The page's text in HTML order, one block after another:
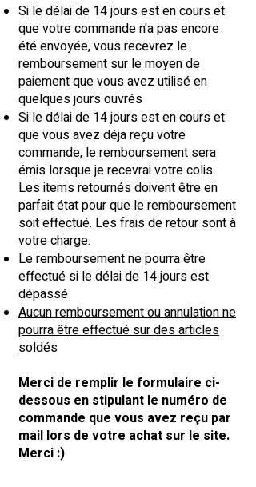
Si le délai de 14 jours est en cours et
que votre commande n'a pas encore
été envoyée, vous recevrez le
remboursement sur le moyen de
paiement que vous avez utilisé en
quelques jours ouvrés
Si le délai de 14 jours est en cours et
que vous avez déja reçu votre
commande, le remboursement sera
émis lorsque je recevrai votre colis.
Les items retournés doivent être en
parfait état pour que le remboursement
soit effectué. Les frais de retour sont à
votre charge.
Le remboursement ne pourra être
effectué si le délai de 14 jours est
dépassé
Aucun remboursement ou annulation ne
pourra être effectué sur des articles
soldés
Merci de remplir le formulaire ci-
dessous en stipulant le numéro de
commande que vous avez reçu par
mail lors de votre achat sur le site.
Merci :)